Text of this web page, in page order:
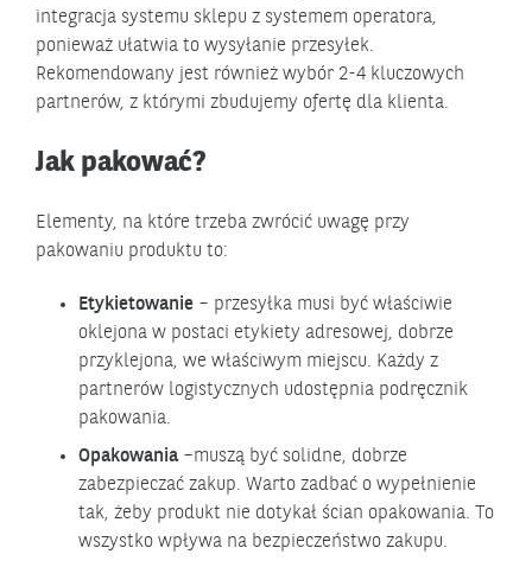
integracja systemu sklepu z systemem operatora,
ponieważ ułatwia to wysyłanie przesyłek.
Rekomendowany jest również wybór 2-4 kluczowych
partnerów, z którymi zbudujemy ofertę dla klienta.
Jak pakować?
Elementy, na które trzeba zwrócić uwagę przy
pakowaniu produktu to:
Etykietowanie – przesyłka musi być właściwie
oklejona w postaci etykiety adresowej, dobrze
przyklejona, we właściwym miejscu. Każdy z
partnerów logistycznych udostępnia podręcznik
pakowania.
Opakowania–muszą być solidne, dobrze
zabezpieczać zakup. Warto zadbać o wypełnienie
tak, żeby produkt nie dotykał ścian opakowania. To
wszystko wpływa na bezpieczeństwo zakupu.